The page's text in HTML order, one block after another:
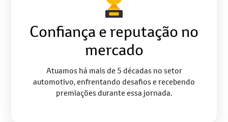
Confiança e reputação no
mercado
Atuamos há mais de 5 décadas no setor
automotivo, enfrentando desafios e recebendo
premiações durante essa jornada.